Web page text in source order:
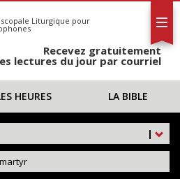
Liturgique pour
Recevez gratuitement
lectures du jour par courriel
HEURES LA BIBLE
|